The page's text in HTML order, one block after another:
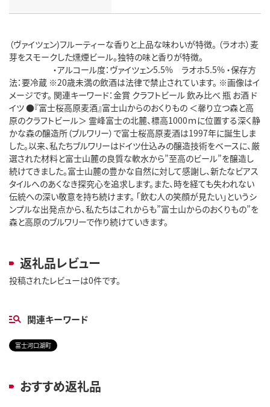
（ヴァイツェン)フルーティーな香りと上品な味わいが特徴。 （ラオホ）麦
芽をスモークした燻煙ビール。独特の味と香りが特徴。
・アルコール度：ヴァイツェン5.5% ラオホ5.5% ・保存方
法：要冷蔵 ※20歳未満の飲酒は法律で禁止されています。 ※画像はイ
メージです。 関連キーワード：金賞 クラフトビール 飲み比べ 瓶 お酒 ド
イツ ●『富士桜高原麦酒』富士山からのおくりもの ＜馨り立つ森と高
原のクラフトビール＞ 霊峰富士の北麓、標高1000ｍに位置する深く静
かな森の醸造所（ブルワリー）で富士桜高原麦酒は1997年に誕生しま
した。以来、私たちブルワリーはドイツ仕込みの醸造技術をベースに、厳
選された材料と富士山麓の良質な軟水から”至高のビール”を醸造し
続けてきました。富士山麓の豊かな自然に対して感謝し、新たなビアス
タイルへのあくなき探究心を追求します。また、時を経ても失われない
伝統への深い敬意を持ち続けます。 「飲む人の笑顔が見たい」というシ
ンプルな出発点から、私たちはこれからも”富士山からのおくりもの”を
森と高原のブルワリーで作り続けていきます。
返礼品レビュー
投稿されたレビューは0件です。
関連キーワード
富士河口湖町
おすすめ返礼品